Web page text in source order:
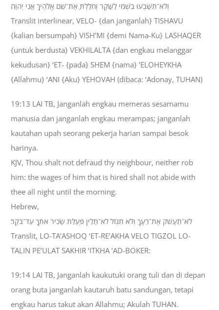
וְלֹא־תִשָּׁבְעוּ בִשְׁמִי לַשָּׁקֶר וְחִלַּלְתָּ אֶת־שֵׁם אֱלֹהֶיךָ אֲנִי יְהוָה׃
Translit interlinear, VELO- {dan janganlah} TISHAVU
{kalian bersumpah} VISH’MI {demi Nama-Ku} LASHAQER
{untuk berdusta} VEKHILALTA {dan engkau melanggar
kekudusan} ‘ET- {pada} SHEM {nama} ‘ELOHEYKHA
{Allahmu} ‘ANI {Aku} YEHOVAH (dibaca: ‘Adonay, TUHAN)
19:13 LAI TB, Janganlah engkau memeras sesamamu
manusia dan janganlah engkau merampas; janganlah
kautahan upah seorang pekerja harian sampai besok
harinya.
KJV, Thou shalt not defraud thy neighbour, neither rob
him: the wages of him that is hired shall not abide with
thee all night until the morning.
Hebrew,
לֹא־תַעֲשֹׁק אֶת־רֵעֲךָ וְלֹא תִגְזֹל לֹא־תָלִין פְּעֻלַּת שָׂכִיר אִתְּךָ עַד־בֹּקֶר׃
Translit, LO-TA’ASHOQ ‘ET-RE’AKHA VELO TIGZOL LO-
TALIN PE’ULAT SAKHIR ‘ITKHA ‘AD-BOKER:
19:14 LAI TB, Janganlah kaukutuki orang tuli dan di depan
orang buta janganlah kautaruh batu sandungan, tetapi
engkau harus takut akan Allahmu; Akulah TUHAN.